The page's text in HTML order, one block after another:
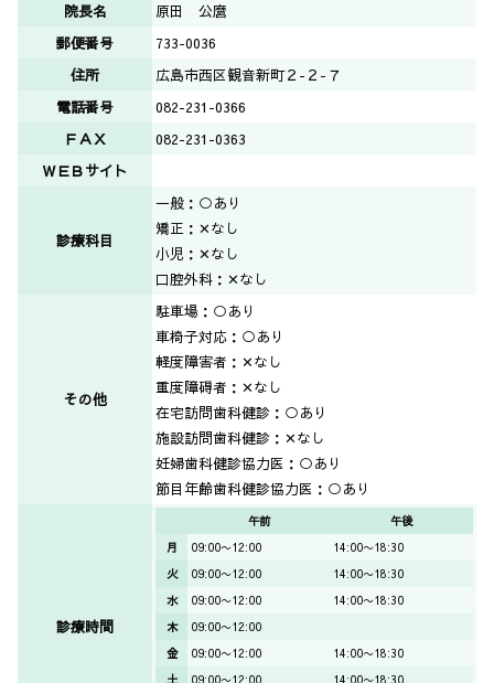
院長名
原田 公麿
郵便番号
733-0036
住所
広島市西区観音新町２-２-７
電話番号
082-231-0366
ＦＡＸ
082-231-0363
ＷＥＢサイト
診療科目
一般：○あり
矯正：✕なし
小児：✕なし
口腔外科：✕なし
その他
駐車場：○あり
車椅子対応：○あり
軽度障害者：✕なし
重度障碍者：✕なし
在宅訪問歯科健診：○あり
施設訪問歯科健診：✕なし
妊婦歯科健診協力医：○あり
節目年齢歯科健診協力医：○あり
診療時間
午前
午後
月
09:00〜12:00
14:00〜18:30
火
09:00〜12:00
14:00〜18:30
水
09:00〜12:00
14:00〜18:30
木
09:00〜12:00
金
09:00〜12:00
14:00〜18:30
土
09:00〜12:00 14:00〜18:30